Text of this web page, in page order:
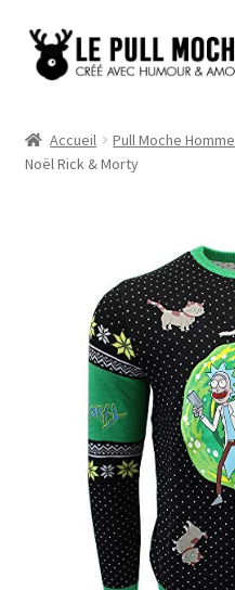
Aller
Aller
au
Pull Noël Femme
Pull Noël Promo
Accueil Pull Moche Homme
Noël Rick & Morty